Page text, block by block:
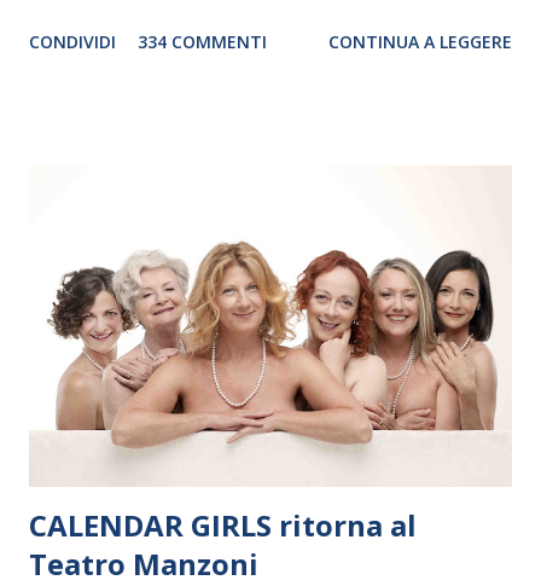
debutterà il 10 settembre a Heiden, in Germania, e toccherà, in
“Settembre dell’Accademia” dove si esibirà per il secondo anno
consecutivo. Il pubblico milanese avrà il piacere di applaudire i
giovani artisti della Baltic Sea Youth Philharmonic per la quarta
volta. L’orchestra, fondata nel 2008 da Kristjan Järvi (affiancato
da un prestigioso consiglio di consulent...
CONDIVIDI 334 COMMENTI CONTINUA A LEGGERE
CALENDAR GIRLS ritorna al
Teatro Manzoni